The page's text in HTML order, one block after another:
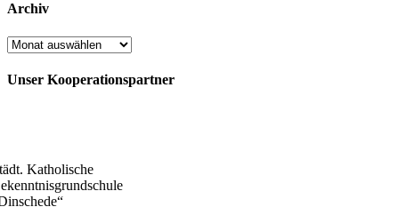
Archiv
Archiv
Unser Kooperationspartner
Katholische